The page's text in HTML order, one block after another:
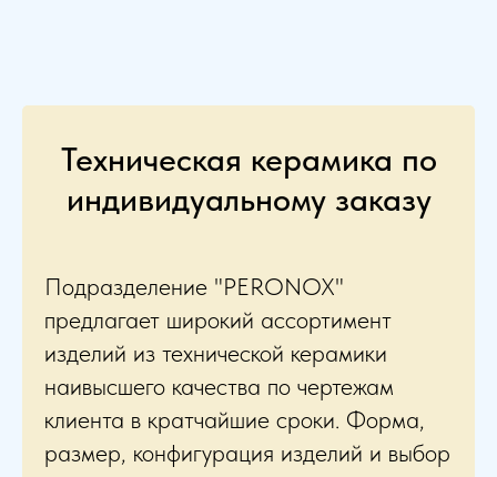
Техническая керамика по
индивидуальному заказу
Подразделение "PERONOX"
предлагает широкий ассортимент
изделий из технической керамики
наивысшего качества по чертежам
клиента в кратчайшие сроки. Форма,
размер, конфигурация изделий и выбор